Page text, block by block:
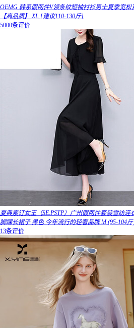
OEMG 韩系假两件V领条纹短袖衬衫男士夏季宽
【高品质】 XL [建议110-130斤]
5000条评价
夏典素订女王（SE.PSTP）广州假两件套装雪纺
脚踝长裙子 黑色 今年流行的轻奢品牌 M (95-104斤
13条评价